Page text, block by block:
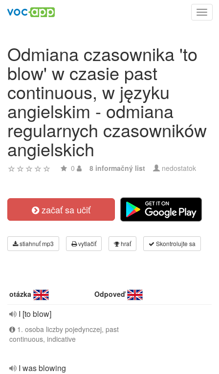
Odmiana czasownika 'to
blow' w czasie past
continuous, w języku
angielskim - odmiana
regularnych czasowników
angielskich
0 8 informačný list nedostatok
začať sa učiť
stiahnuť mp3 vytlačiť hrať Skontrolujte sa
otázka Odpoveď
I [to blow]
1. osoba liczby pojedynczej, past
continuous, indicative
I was blowing